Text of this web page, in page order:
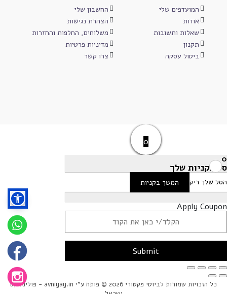
המועדפים שלי
החשבון שלי
אודות
הצהרת נגישות
שאלות ותשובות
משלוחים, החלפות והחזרות
תקנון
מדיניות פרטיות
ביטול עסקה
צרו קשר
0
0
סל הקניות שלך
הסל שלך ריק המשך בקניות
Apply Coupon
Submit
כל הזכויות שמורות לביוטי פקטורי 2026 © פותח ע"י avniyay.in -
פולימרקט